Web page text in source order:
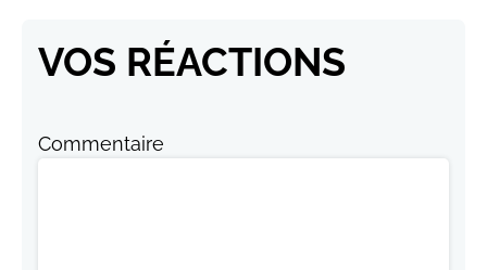
VOS RÉACTIONS
Commentaire